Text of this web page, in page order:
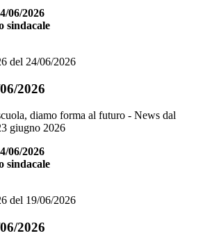
06/2026
sindacale
del 24/06/2026
2026
diamo forma al futuro - News dal
giugno 2026
06/2026
sindacale
del 19/06/2026
2026